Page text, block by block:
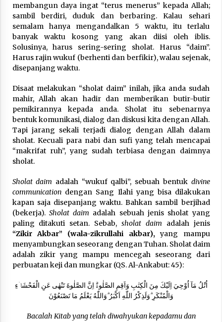
membangun daya ingat “terus menerus” kepada Allah;
sambil berdiri, duduk dan berbaring. Kalau sehari
semalam hanya mengandalkan 5 waktu, itu terlalu
banyak waktu kosong yang akan diisi oleh iblis.
Solusinya, harus sering-sering sholat. Harus “daim”.
Harus rajin wukuf (berhenti dan berfikir), walau sejenak,
disepanjang waktu.
Disaat melakukan “sholat daim” inilah, jika anda sudah
mahir, Allah akan hadir dan memberikan butir-butir
pemikirannya kepada anda. Sholat itu sebenarnya
bentuk komunikasi, dialog dan diskusi kita dengan Allah.
Tapi jarang sekali terjadi dialog dengan Allah dalam
sholat. Kecuali para nabi dan sufi yang telah mencapai
“makrifat ruh”, yang sudah terbiasa dengan daimnya
sholat.
Sholat daim adalah “wukuf qalbi”, sebuah bentuk divine
communicationdengan Sang Ilahi yang bisa dilakukan
kapan saja disepanjang waktu. Bahkan sambil berjihad
(bekerja). Sholat daim adalah sebuah jenis sholat yang
paling ditakuti setan. Sebab, sholat daim adalah jenis
“Zikir Akbar” (wala-zikrullahi akbar), yang mampu
menyambungkan seseorang dengan Tuhan. Sholat daim
adalah zikir yang mampu mencegah seseorang dari
perbuatan keji dan mungkar (QS. Al-Ankabut: 45):
اُتْلُ مَآ اُوْحِيَ اِلَيْكَ مِنَ الْكِتٰبِ وَاَقِمِ الصَّلٰوةَۗ اِنَّ الصَّلٰوةَ تَنْهٰى عَنِ الْفَحْشَاۤءِ
وَالْمُنْكَرِ ۗوَلَذِكْرُ اللّٰهِ اَكْبَرُ ۗوَاللّٰهُ يَعْلَمُ مَا تَصْنَعُوْنَ
Bacalah Kitab yang telah diwahyukan kepadamu dan